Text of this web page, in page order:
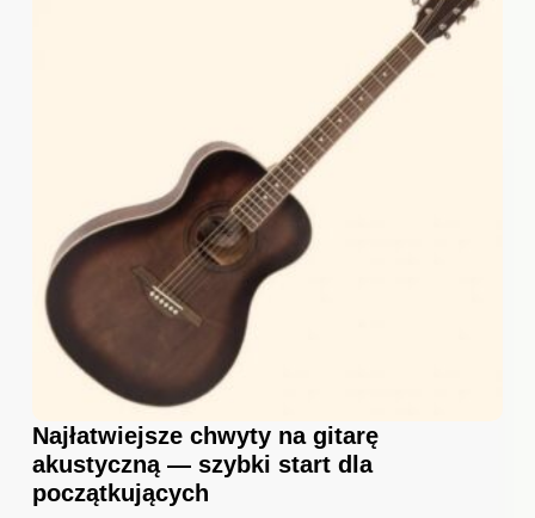
Najłatwiejsze chwyty na gitarę
akustyczną — szybki start dla
początkujących